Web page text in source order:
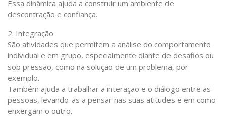
Essa dinâmica ajuda a construir um ambiente de
descontração e confiança.
2. Integração
São atividades que permitem a análise do comportamento
individual e em grupo, especialmente diante de desafios ou
sob pressão, como na solução de um problema, por
exemplo.
Também ajuda a trabalhar a interação e o diálogo entre as
pessoas, levando-as a pensar nas suas atitudes e em como
enxergam o outro.